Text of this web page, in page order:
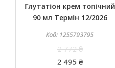
Глутатіон крем топічний
90 мл Термін 12/2026
1255793795
2 772 ₴
2 495 ₴